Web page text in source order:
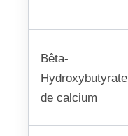
Bêta-
Hydroxybutyrate
de calcium